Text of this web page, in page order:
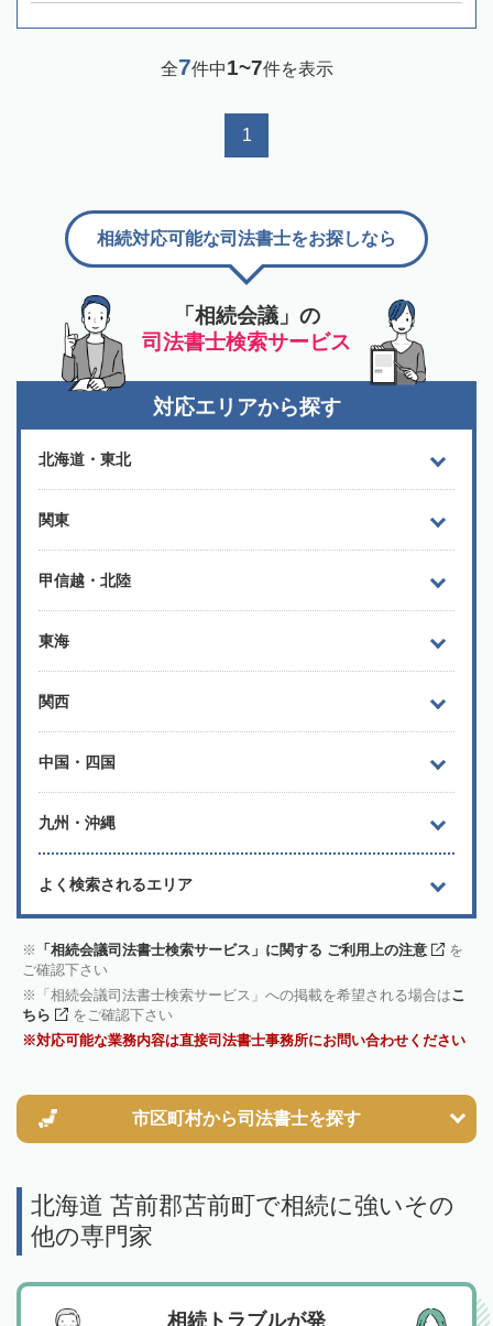
全7件中1~7件を表示
1
「相続会議」の
司法書士検索サービス
相続対応可能な司法書士をお探しなら
対応エリアから探す
北海道・東北
関東
甲信越・北陸
東海
関西
中国・四国
九州・沖縄
よく検索されるエリア
「相続会議司法書士検索サービス」に関する ご利用上の注意
を
ご確認下さい
「相続会議司法書士検索サービス」への掲載を希望される場合はこ
ちら
をご確認下さい
対応可能な業務内容は直接司法書士事務所にお問い合わせください
市区町村から司法書士を探す
北海道 苫前郡苫前町で相続に強いその
他の専門家
相続トラブルが発